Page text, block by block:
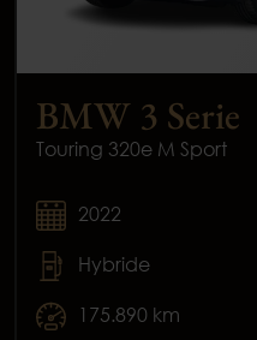
BMW 3 Serie
Touring 320e M Sport
2022
Hybride
175.890 km